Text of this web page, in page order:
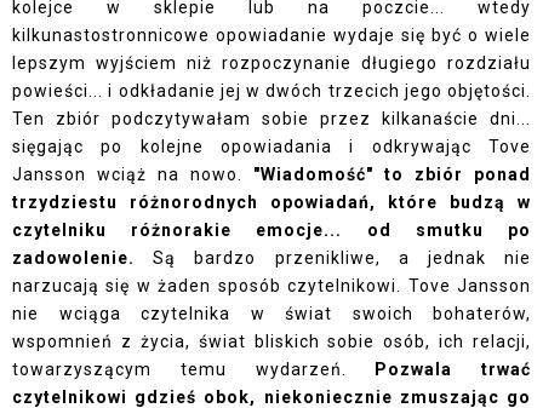
kolejce w sklepie lub na poczcie... wtedy
kilkunastostronnicowe opowiadanie wydaje się być o wiele
lepszym wyjściem niż rozpoczynanie długiego rozdziału
powieści... i odkładanie jej w dwóch trzecich jego objętości.
Ten zbiór podczytywałam sobie przez kilkanaście dni...
sięgając po kolejne opowiadania i odkrywając Tove
Jansson wciąż na nowo. "Wiadomość" to zbiór ponad
trzydziestu różnorodnych opowiadań, które budzą w
czytelniku różnorakie emocje... od smutku po
zadowolenie.
Są bardzo przenikliwe, a jednak nie
narzucają się w żaden sposób czytelnikowi. Tove Jansson
nie wciąga czytelnika w świat swoich bohaterów,
wspomnień z życia, świat bliskich sobie osób, ich relacji,
towarzyszącym temu wydarzeń.
Pozwala trwać
czytelnikowi gdzieś obok, niekoniecznie zmuszając go